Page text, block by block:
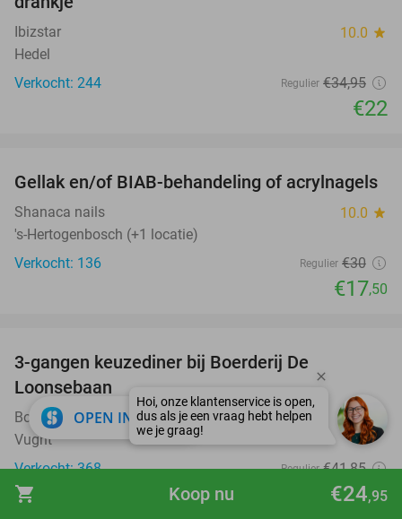
shopping_cart €24,95
Koop nu
Ibizstar 10.0 star
Hedel
Verkocht: 244
Regulier €34,95
€22
42%
Gellak en/of BIAB-behandeling of acrylnagels
Shanaca nails 10.0 star
's-Hertogenbosch (+1 locatie)
Verkocht: 136
Regulier €30
€17,50
3-gangen keuzediner bij Boerderij De
Loonsebaan
Boerderij De Loonsebaan 9.8star
Vught
Verkocht: 368
Regulier €41,85
€28 ,50
OPEN IN APP close